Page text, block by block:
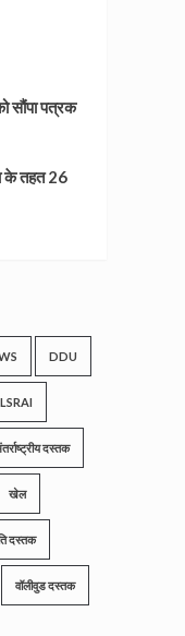
सौंपा पत्रक
के तहत 26
DDU
दस्तक
खेल
दस्तक
वॉलीवुड दस्तक